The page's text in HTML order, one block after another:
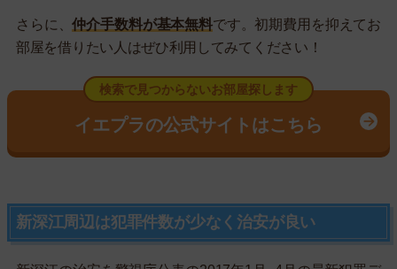
さらに、仲介手数料が基本無料です。初期費用を抑えてお
部屋を借りたい人はぜひ利用してみてください！
検索で見つからないお部屋探します
イエプラの公式サイトはこちら
新深江周辺は犯罪件数が少なく治安が良い